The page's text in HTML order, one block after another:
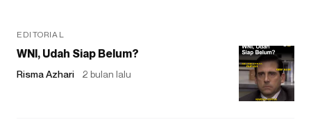
EDITORIAL
WNI, Udah Siap Belum?
Risma Azhari 2 bulan lalu